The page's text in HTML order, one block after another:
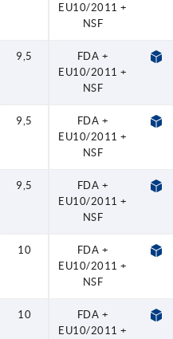
EU10/2011 +
NSF
9,5
FDA +
EU10/2011 +
NSF
9,5
FDA +
EU10/2011 +
NSF
9,5
FDA +
EU10/2011 +
NSF
10
FDA +
EU10/2011 +
NSF
10
FDA +
EU10/2011 +